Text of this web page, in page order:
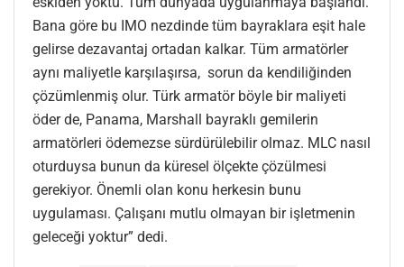
Bana göre bu IMO nezdinde tüm bayraklara eşit hale
gelirse dezavantaj ortadan kalkar. Tüm armatörler
aynı maliyetle karşılaşırsa, sorun da kendiliğinden
çözümlenmiş olur. Türk armatör böyle bir maliyeti
öder de, Panama, Marshall bayraklı gemilerin
armatörleri ödemezse sürdürülebilir olmaz. MLC nasıl
oturduysa bunun da küresel ölçekte çözülmesi
gerekiyor. Önemli olan konu herkesin bunu
uygulaması. Çalışanı mutlu olmayan bir işletmenin
geleceği yoktur” dedi.